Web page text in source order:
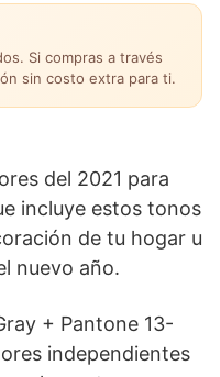
Si compras a través
sin costo extra para ti.
del 2021 para
incluye estos tonos
de tu hogar u
nuevo año.
+ Pantone 13-
independientes